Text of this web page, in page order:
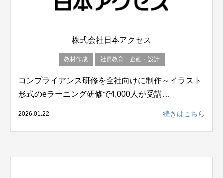
株式会社日本アクセス
教材作成 社員教育 企画・設計
コンプライアンス研修を全社向けに制作～イラスト
形式のeラーニング研修で4,000人が受講…
2026.01.22 続きはこちら